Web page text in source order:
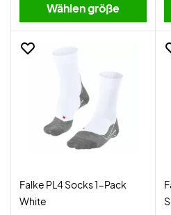
Wählen größe
Falke PL4 Socks 1-Pack
White